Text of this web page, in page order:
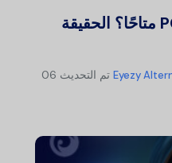
هل لا يزال PCTattletale متاحًا؟ الحقيقة
Eyezy تم التحديث 06